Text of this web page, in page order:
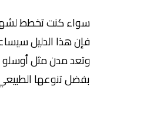
سواء كنت تخطط لشهر
فإن هذا الدليل
وتعد مدن مثل أوسلو
بفضل تنوعها